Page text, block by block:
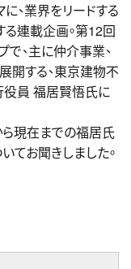
、業界をリードする
る連載企画。第12回
、主に仲介事業、
開する、東京建物不
員 福居賢悟氏に
現在までの福居氏
てお聞きしました。